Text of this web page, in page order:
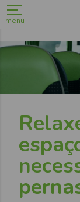
menu